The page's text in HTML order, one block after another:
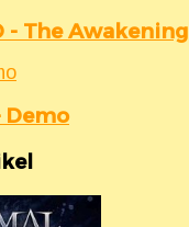
- The Awakening
Demo